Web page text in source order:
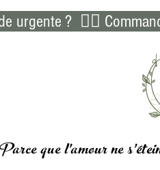
urgente ?  👉🏻
que l'amour ne